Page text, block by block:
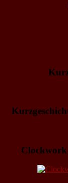
Clockwork